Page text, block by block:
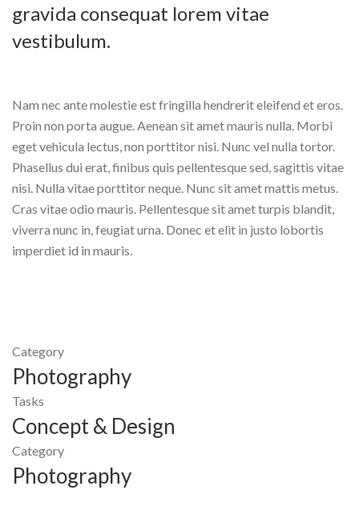
gravida consequat lorem vitae
vestibulum.
Nam nec ante molestie est fringilla hendrerit eleifend et eros.
Proin non porta augue. Aenean sit amet mauris nulla. Morbi
eget vehicula lectus, non porttitor nisi. Nunc vel nulla tortor.
Phasellus dui erat, finibus quis pellentesque sed, sagittis vitae
nisi. Nulla vitae porttitor neque. Nunc sit amet mattis metus.
Cras vitae odio mauris. Pellentesque sit amet turpis blandit,
viverra nunc in, feugiat urna. Donec et elit in justo lobortis
imperdiet id in mauris.
Category
Photography
Tasks
Concept & Design
Category
Photography